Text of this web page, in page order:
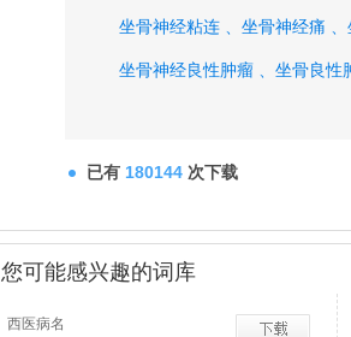
坐骨神经粘连 、 坐骨神经痛 、
坐骨神经良性肿瘤 、 坐骨良性
已有 180144 次下载
您可能感兴趣的词库
西医病名